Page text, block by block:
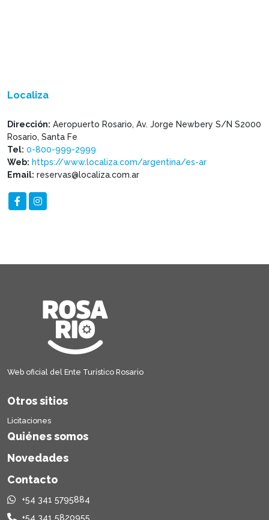
Localiza
Dirección: Aeropuerto Rosario, Av. Jorge Newbery S/N S2000
Rosario, Santa Fe
Tel: 0-800-999-2999
Web: https://www.localiza.com/argentina/es-ar
Email: reservas@localiza.com.ar
Web oficial del Ente Turístico Rosario
Otros sitios
Licitaciones
Quiénes somos
Novedades
Contacto
+54 341 5795884
+54 341 5820955